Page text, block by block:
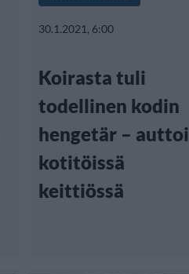
30.1.2021, 6:00
Koirasta tuli
todellinen kodin
hengetär – auttoi
kotitöissä
keittiössä